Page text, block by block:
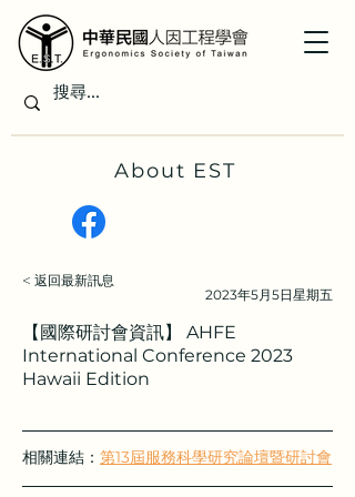
About EST
< 返回最新訊息
2023年5月5日星期五
【國際研討會資訊】 AHFE
International Conference 2023
Hawaii Edition
相關連結： 第13屆服務科學研究論壇暨研討會